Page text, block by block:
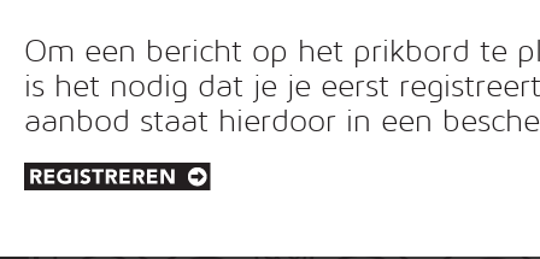
Om een bericht op het prikbord te
is het nodig dat je je eerst
aanbod staat hierdoor in een